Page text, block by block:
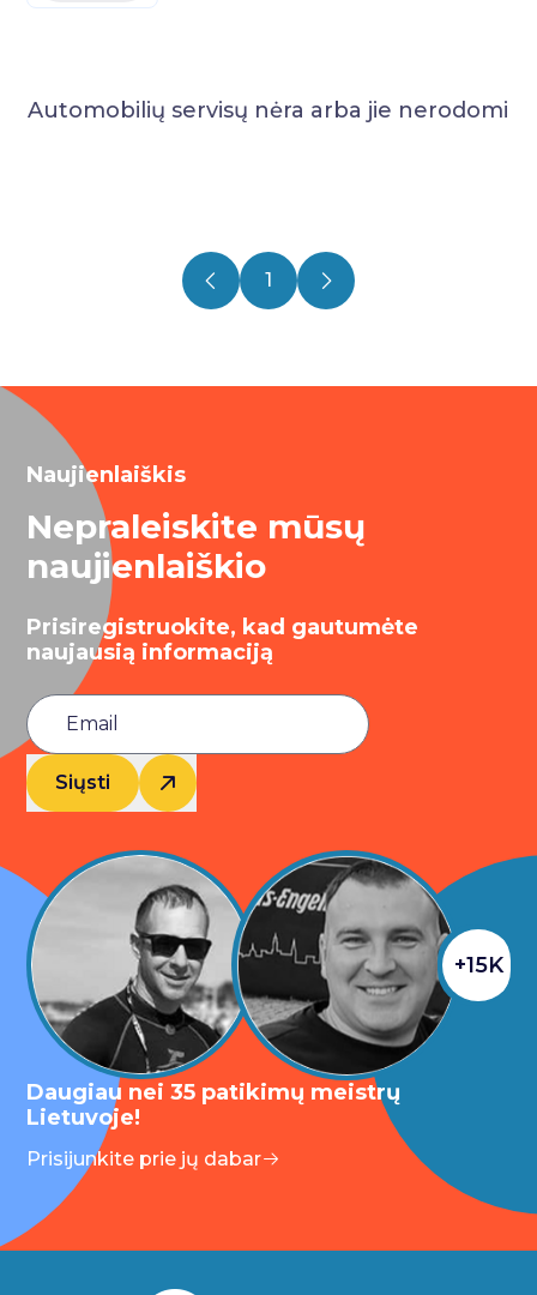
Automobilių servisų nėra arba jie nerodomi
1
Naujienlaiškis
Nepraleiskite mūsų
naujienlaiškio
Prisiregistruokite, kad gautumėte
naujausią informaciją
Siųsti
+15K
Daugiau nei 35 patikimų meistrų
Lietuvoje!
Prisijunkite prie jų dabar